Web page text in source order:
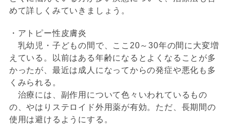
めて詳しくみていきましょう。
・アトピー性皮膚炎
乳幼児・子どもの間で、ここ20～30年の間に大変増
えている。以前はある年齢になるとよくなることが多
かったが、最近は成人になってからの発症や悪化も多
くみられる。
治療には、副作用について色々いわれているもの
の、やはりステロイド外用薬が有効。ただ、長期間の
使用は避けるようにする。